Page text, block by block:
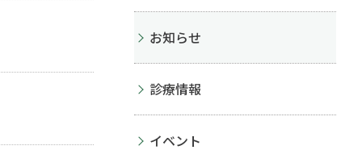
お知らせ
診療情報
イベント